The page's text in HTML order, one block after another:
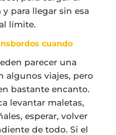
para llegar sin esa
límite.
cuando
parecer una
algunos viajes, pero
bastante encanto.
levantar maletas,
esperar, volver
de todo. Si el